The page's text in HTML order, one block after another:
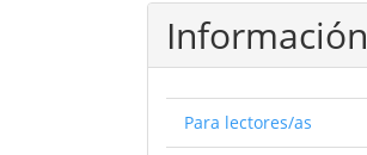
Información
Para lectores/as